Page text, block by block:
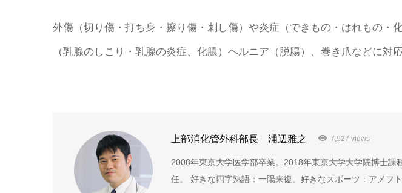
外傷（切り傷・打ち身・擦り傷・刺し傷）や炎症（できもの・はれもの・
（乳腺のしこり・乳腺の炎症、化膿）ヘルニア（脱腸）、巻き爪などに対
上部消化管外科部長 浦辺雅之 7,927 views
2008年東京大学医学部卒業。2018年東京大学大学院博士課
任。 好きな四字熟語：一陽来復。好きなスポーツ：アメフ